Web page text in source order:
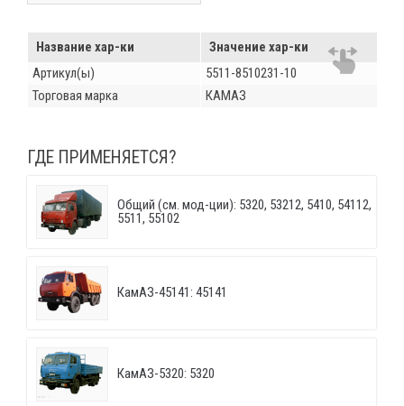
Название хар-ки
Значение хар-ки
Артикул(ы)
5511-8510231-10
Торговая марка
КАМАЗ
ГДЕ ПРИМЕНЯЕТСЯ?
Общий (см. мод-ции): 5320, 53212, 5410, 54112,
5511, 55102
КамАЗ-45141: 45141
КамАЗ-5320: 5320